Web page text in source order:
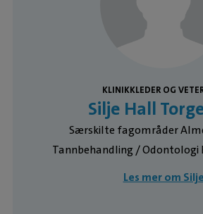
KLINIKKLEDER OG
Silje Hall
Særskilte fagområder Almennmedisin
Les mer om Silje